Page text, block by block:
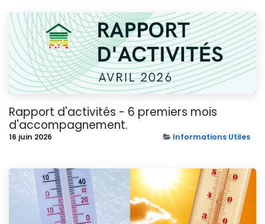
Rapport d'activités - 6 premiers mois
d'accompagnement.
16 juin 2026 Informations Utiles